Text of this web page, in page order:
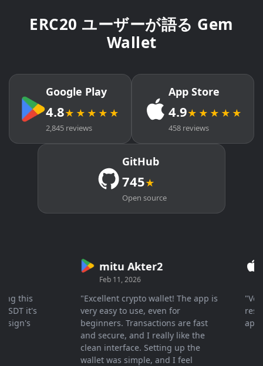
ERC20 ユーザーが語る Gem
Wallet
Google Play
4.8★★★★★
2,845 reviews
App Store
4.9★★★★★
458 reviews
GitHub
745★
Open source
this
it's
mitu Akter2
Feb 11, 2026
"Excellent crypto wallet! The app is
very easy to use, even for
beginners. Transactions are fast
and secure, and I really like the
clean interface. Setting up the
wallet was simple, and I feel
"Very